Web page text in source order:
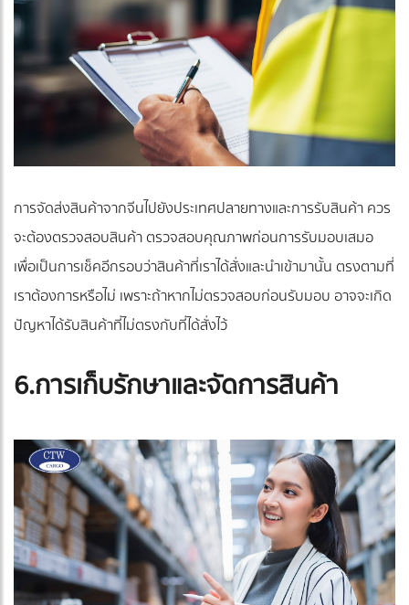
การจัดส่งสินค้าจากจีนไปยังประเทศปลายทางและการรับสินค้า ควร
จะต้องตรวจสอบสินค้า ตรวจสอบคุณภาพก่อนการรับมอบเสมอ
เพื่อเป็นการเช็คอีกรอบว่าสินค้าที่เราได้สั่งและนำเข้ามานั้น ตรงตามที่
เราต้องการหรือไม่ เพราะถ้าหากไม่ตรวจสอบก่อนรับมอบ อาจจะเกิด
ปัญหาได้รับสินค้าที่ไม่ตรงกับที่ได้สั่งไว้
6.การเก็บรักษาและจัดการสินค้า